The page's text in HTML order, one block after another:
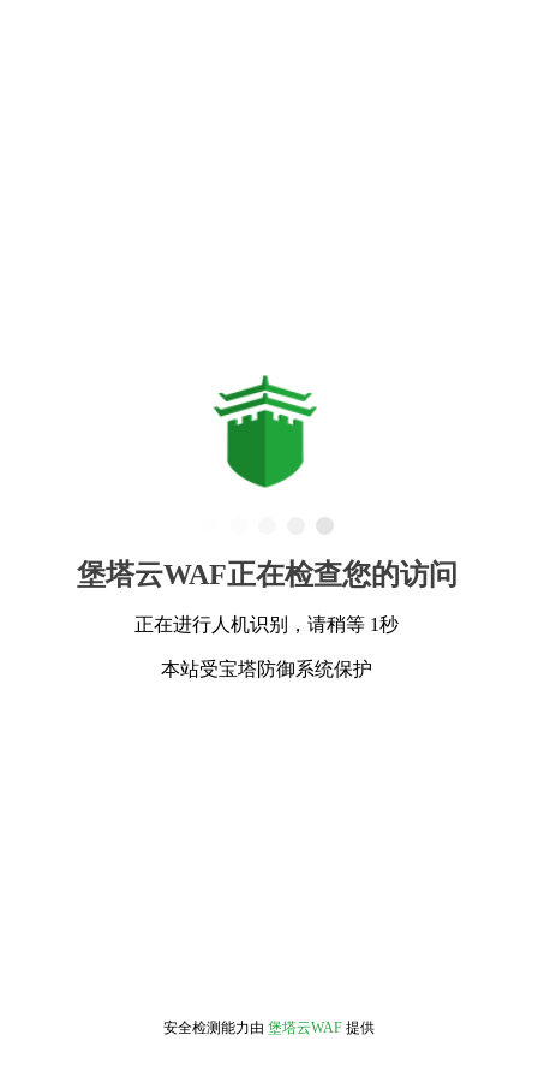
堡塔云WAF正在检查您的访问
正在进行人机识别，请稍等 1秒
本站受宝塔防御系统保护
安全检测能力由 堡塔云WAF 提供